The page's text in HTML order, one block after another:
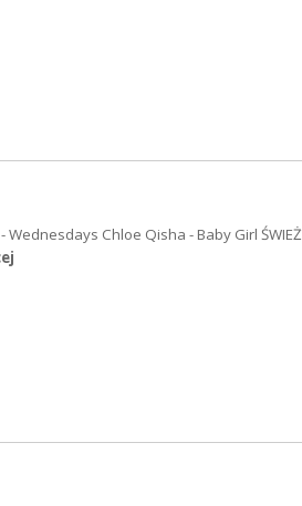
Chloe Qisha - Baby Girl